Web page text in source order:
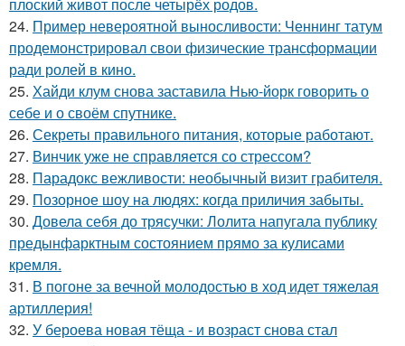
24. Пример невероятной выносливости: Ченнинг татум
продемонстрировал свои физические трансформации
ради ролей в кино.
25. Хайди клум снова заставила Нью-йорк говорить о
себе и о своём спутнике.
26. Секреты правильного питания, которые работают.
27. Винчик уже не справляется со стрессом?
28. Парадокс вежливости: необычный визит грабителя.
29. Позорное шоу на людях: когда приличия забыты.
30. Довела себя до трясучки: Лолита напугала публику
предынфарктным состоянием прямо за кулисами
кремля.
31. В погоне за вечной молодостью в ход идет тяжелая
артиллерия!
32. У бероева новая тёща - и возраст снова стал